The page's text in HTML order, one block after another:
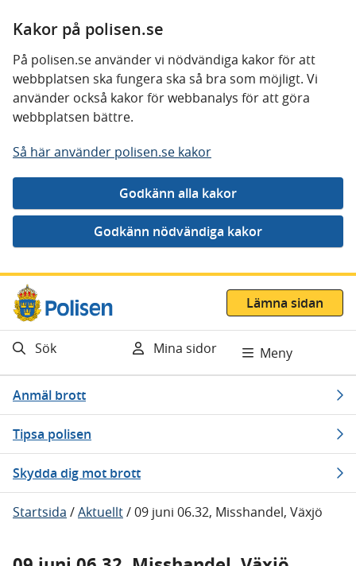
Kakor på polisen.se
På polisen.se använder vi nödvändiga kakor för att
webbplatsen ska fungera ska så bra som möjligt. Vi
använder också kakor för webbanalys för att göra
webbplatsen bättre.
Så här använder polisen.se kakor
Gå direkt till innehåll
Lämna sidan
Sök Mina sidor Meny
Anmäl brott
Tipsa polisen
Skydda dig mot brott
Startsida /Aktuellt/09 juni 06.32, Misshandel, Växjö